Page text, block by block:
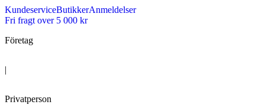
KundeserviceButikkerAnmeldelser
Fri fragt over 5 000 kr
Företag
|
Privatperson